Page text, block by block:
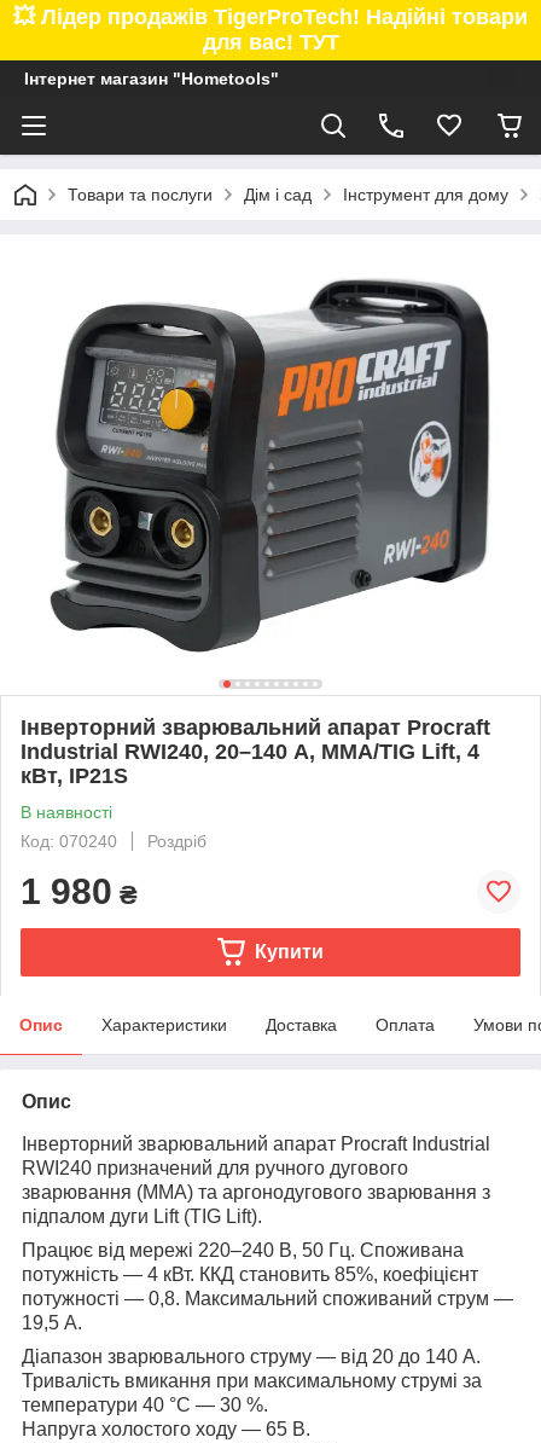
💥 Лідер продажів TigerProTech! Надійні товари
для вас! ТУТ
Інтернет магазин "Hometools"
Товари та послуги Дім і сад Інструмент для дому
Інверторний зварювальний апарат Procraft
Industrial RWI240, 20–140 А, MMA/TIG Lift, 4
кВт, IP21S
В наявності
Код: 070240
Роздріб
1 980 ₴
Купити
Опис Характеристики Доставка Оплата Умови
Опис
Інверторний зварювальний апарат Procraft Industrial
RWI240 призначений для ручного дугового
зварювання (MMA) та аргонодугового зварювання з
підпалом дуги Lift (TIG Lift).
Працює від мережі 220–240 В, 50 Гц. Споживана
потужність — 4 кВт. ККД становить 85%, коефіцієнт
потужності — 0,8. Максимальний споживаний струм —
19,5 А.
Діапазон зварювального струму — від 20 до 140 А.
Тривалість вмикання при максимальному струмі за
температури 40 °C — 30 %.
Напруга холостого ходу — 65 В.